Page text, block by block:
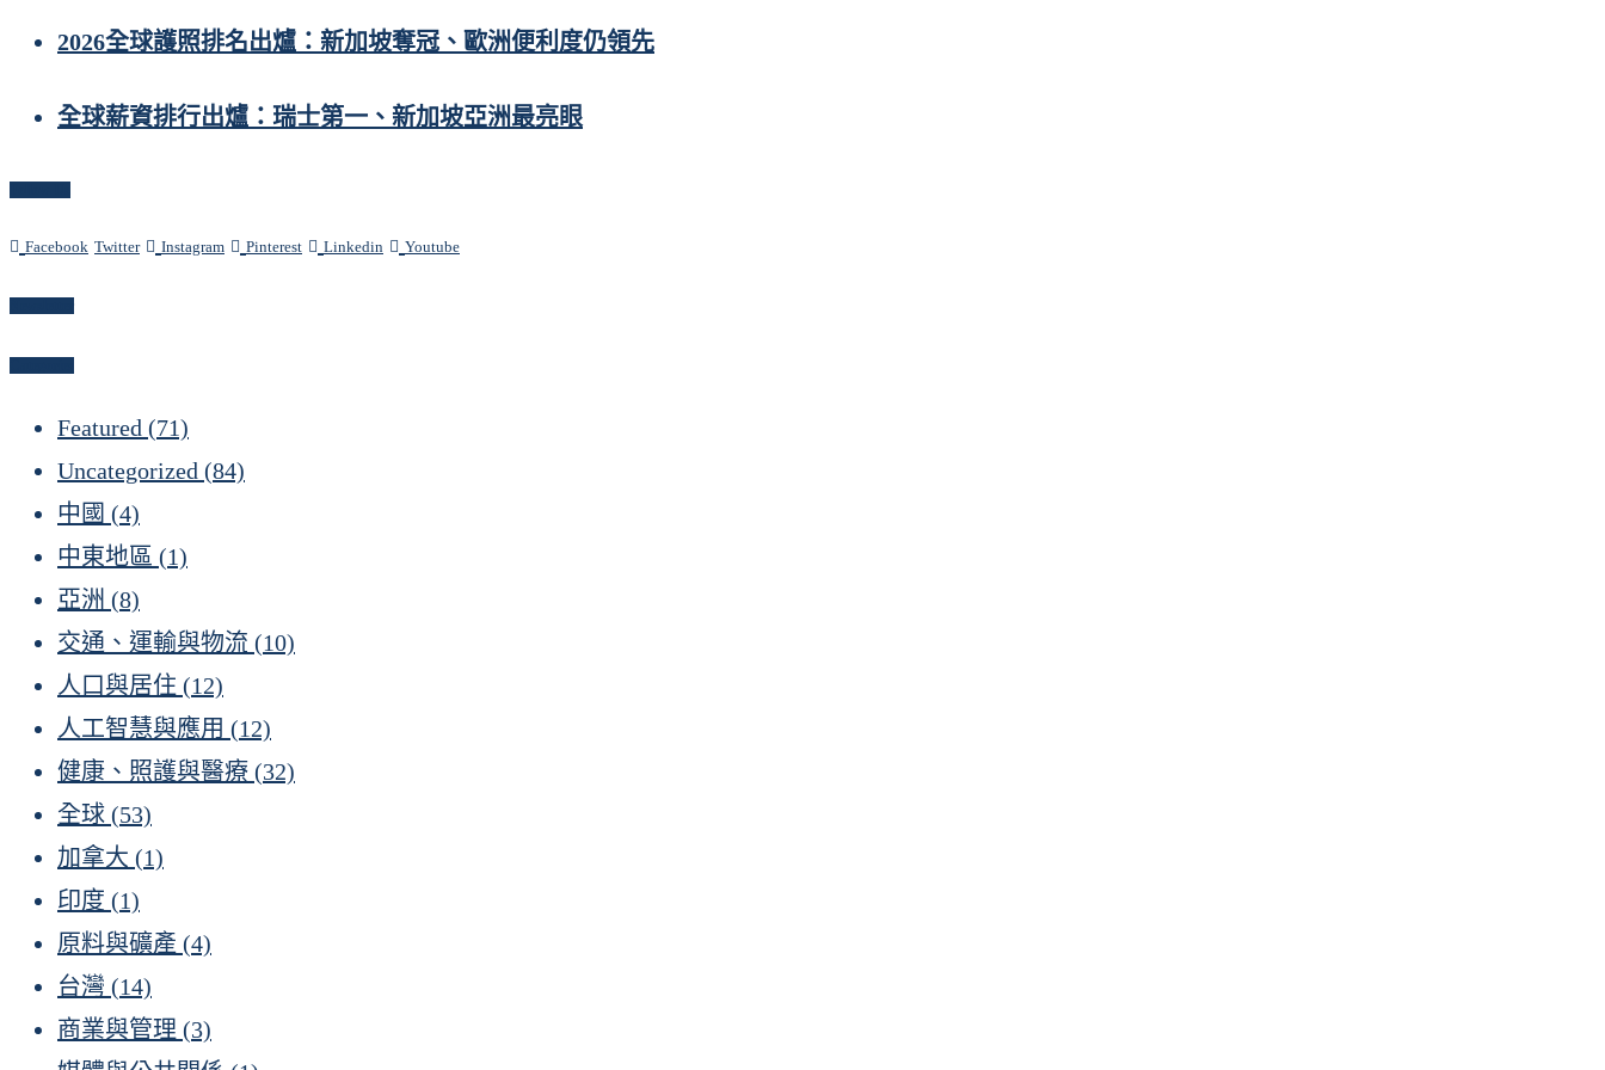
2026全球護照排名出爐：新加坡奪冠、歐洲便利度仍領先
全球薪資排行出爐：瑞士第一、新加坡亞洲最亮眼
Facebook Twitter Instagram Pinterest Linkedin Youtube
Featured (71)
Uncategorized (84)
中國 (4)
中東地區 (1)
亞洲 (8)
交通、運輸與物流 (10)
人口與居住 (12)
人工智慧與應用 (12)
健康、照護與醫療 (32)
全球 (53)
加拿大 (1)
印度 (1)
原料與礦產 (4)
台灣 (14)
商業與管理 (3)